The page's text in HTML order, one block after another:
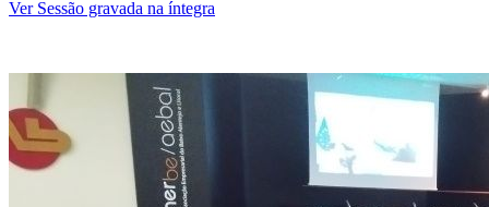
Ver Sessão gravada na íntegra